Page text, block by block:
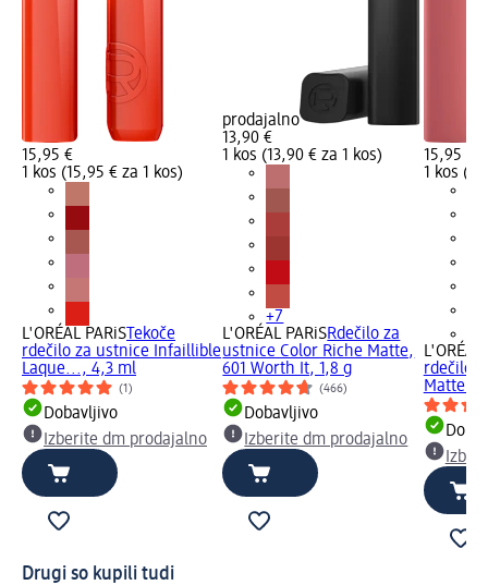
15,95 €
1 kos (15,95 € za 1 kos)
L'ORÉAL PARiS Tekoče
rdečilo za ustnice Infaillible
Laque..., 4,3 ml
(1)
Dobavljivo
Izberite dm prodajalno
prodajalno
13,90 €
1 kos (13,90 € za 1 kos)
+7
L'ORÉAL PARiSRdečilo za
ustnice Color Riche Matte,
601 Worth It, 1,8 g
(466)
Dobavljivo
Izberite dm prodajalno
15,95 €
1 kos
L'ORÉAL
rdečilo
Drugi so kupili tudi